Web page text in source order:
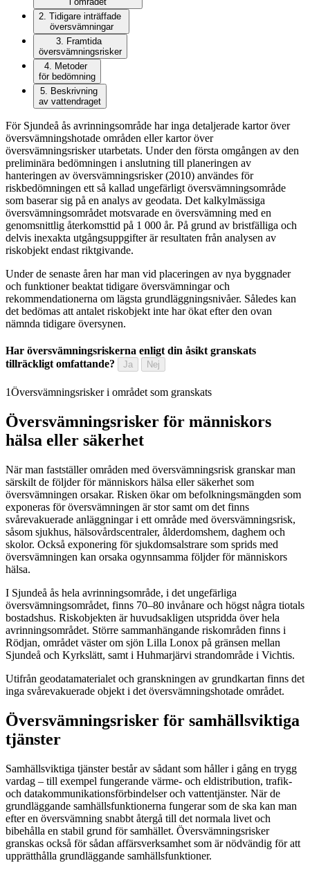
2. Tidigare inträffade
översvämningar
3. Framtida
översvämningsrisker
4. Metoder
för bedömning
5. Beskrivning
av vattendraget
För Sjundeå ås avrinningsområde har inga detaljerade kartor över
översvämningshotade områden eller kartor över
översvämningsrisker utarbetats. Under den första omgången av den
preliminära bedömningen i anslutning till planeringen av
hanteringen av översvämningsrisker (2010) användes för
riskbedömningen ett så kallad ungefärligt översvämningsområde
som baserar sig på en analys av geodata. Det kalkylmässiga
översvämningsområdet motsvarade en översvämning med en
genomsnittlig återkomsttid på 1 000 år. På grund av bristfälliga och
delvis inexakta utgångsuppgifter är resultaten från analysen av
riskobjekt endast riktgivande.
Under de senaste åren har man vid placeringen av nya byggnader
och funktioner beaktat tidigare översvämningar och
rekommendationerna om lägsta grundläggningsnivåer. Således kan
det bedömas att antalet riskobjekt inte har ökat efter den ovan
nämnda tidigare översynen.
Har översvämningsriskerna enligt din åsikt granskats
tillräckligt omfattande?
Ja Nej
1Översvämningsrisker i området som granskats
Översvämningsrisker för människors
hälsa eller säkerhet
När man fastställer områden med översvämningsrisk granskar man
särskilt de följder för människors hälsa eller säkerhet som
översvämningen orsakar. Risken ökar om befolkningsmängden som
exponeras för översvämningen är stor samt om det finns
svårevakuerade anläggningar i ett område med översvämningsrisk,
såsom sjukhus, hälsovårdscentraler, ålderdomshem, daghem och
skolor. Också exponering för sjukdomsalstrare som sprids med
översvämningen kan orsaka ogynnsamma följder för människors
hälsa.
I Sjundeå ås hela avrinningsområde, i det ungefärliga
översvämningsområdet, finns 70–80 invånare och högst några tiotals
bostadshus. Riskobjekten är huvudsakligen utspridda över hela
avrinningsområdet. Större sammanhängande riskområden finns i
Rödjan, området väster om sjön Lilla Lonox på gränsen mellan
Sjundeå och Kyrkslätt, samt i Huhmarjärvi strandområde i Vichtis.
Utifrån geodatamaterialet och granskningen av grundkartan finns det
inga svårevakuerade objekt i det översvämningshotade området.
Översvämningsrisker för samhällsviktiga
tjänster
Samhällsviktiga tjänster består av sådant som håller i gång en trygg
vardag – till exempel fungerande värme- och eldistribution, trafik-
och datakommunikationsförbindelser och vattentjänster. När de
grundläggande samhällsfunktionerna fungerar som de ska kan man
efter en översvämning snabbt återgå till det normala livet och
bibehålla en stabil grund för samhället. Översvämningsrisker
granskas också för sådan affärsverksamhet som är nödvändig för att
upprätthålla grundläggande samhällsfunktioner.